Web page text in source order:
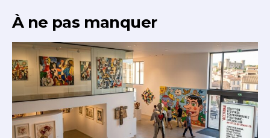
À ne pas manquer